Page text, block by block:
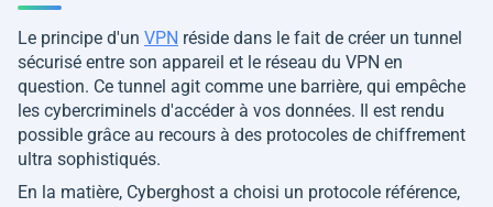
Le principe d'un VPN réside dans le fait de créer un tunnel
sécurisé entre son appareil et le réseau du VPN en
question. Ce tunnel agit comme une barrière, qui empêche
les cybercriminels d'accéder à vos données. Il est rendu
possible grâce au recours à des protocoles de chiffrement
ultra sophistiqués.
En la matière, Cyberghost a choisi un protocole référence,